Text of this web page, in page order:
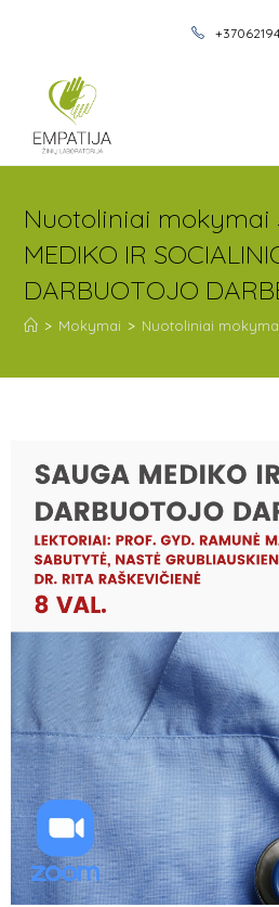
Nuotoliniai mokymai
MEDIKO IR
DARBUOTOJO
> Mokymai > Nuotoliniai mokymai